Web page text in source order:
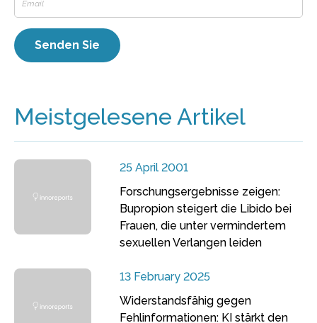
Meistgelesene Artikel
25 April 2001
Forschungsergebnisse zeigen:
Bupropion steigert die Libido bei
Frauen, die unter vermindertem
sexuellen Verlangen leiden
13 February 2025
Widerstandsfähig gegen
Fehlinformationen: KI stärkt den